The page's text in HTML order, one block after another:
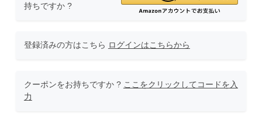
持ちですか ?
登録済みの方はこちら ログインはこちらから
クーポンをお持ちですか ? ここをクリックしてコードを入
力